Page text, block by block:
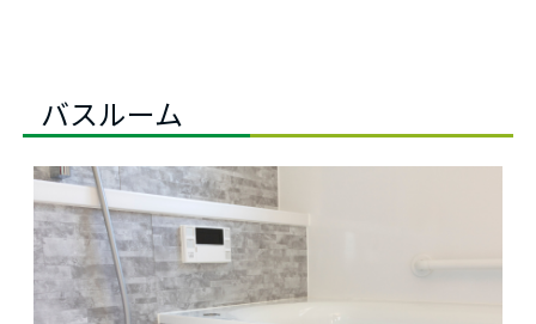
バスルーム